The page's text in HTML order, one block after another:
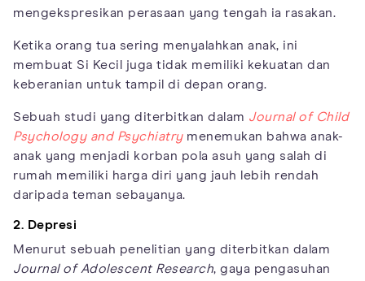
mengekspresikan perasaan yang tengah ia rasakan.
Ketika orang tua sering menyalahkan anak, ini
membuat Si Kecil juga tidak memiliki kekuatan dan
keberanian untuk tampil di depan orang.
Sebuah studi yang diterbitkan dalam Journal of Child
Psychology and Psychiatrymenemukan bahwa anak-
anak yang menjadi korban pola asuh yang salah di
rumah memiliki harga diri yang jauh lebih rendah
daripada teman sebayanya.
2. Depresi
Menurut sebuah penelitian yang diterbitkan dalam
Journal of Adolescent Research, gaya pengasuhan